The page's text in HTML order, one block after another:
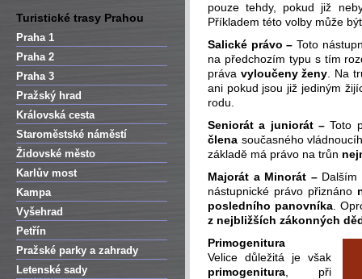
Turistické trasy Prahou
Praha 1
Praha 2
Praha 3
Pražský hrad
Královská cesta
Staroměstské náměstí
Židovské město
Karlův most
Kampa
Vyšehrad
Petřín
Pražské parky a zahrady
Letenské sady
pouze tehdy, pokud již
Příkladem této volby může
Salické právo –Toto
na předchozím typu s tím
práva vyloučeny ženy . Na
ani pokud jsou již jediným
rodu.
Seniorát a juniorát –Toto
člena současného
základě má právo na trůn
Majorát a Minorát – Dalším
nástupnické právo přiznáno
posledního panovníka .
z nejbližších zákonných
Primogenitura
Velice důležitá je však
primogenitura , při